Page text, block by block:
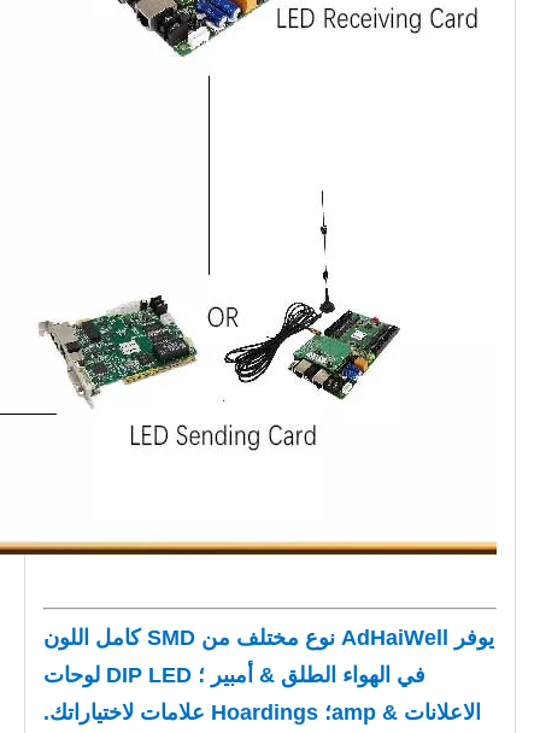
يوفر AdHaiWell نوع مختلف من SMD كامل اللون
في الهواء الطلق & أمبير ؛ DIP LED لوحات
الاعلانات & amp؛ Hoardings علامات لاختياراتك.